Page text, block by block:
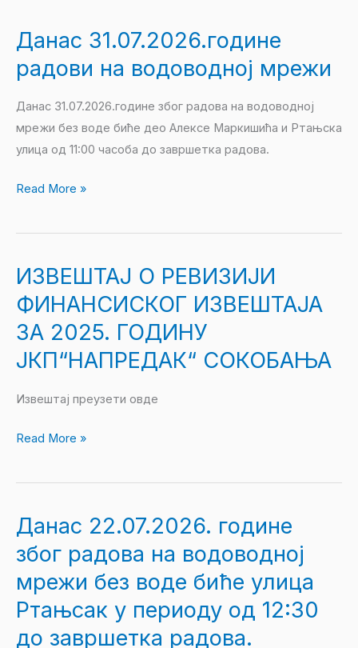
Данас 31.07.2026.године
радови на водоводној мрежи
Данас 31.07.2026.године због радова на водоводној
мрежи без воде биће део Алексе Маркишића и Ртањска
улица од 11:00 часоба до завршетка радова.
Данас
радови
на
водоводној
мрежи
Read More »
ИЗВЕШТАЈ О РЕВИЗИЈИ
ФИНАНСИСКОГ ИЗВЕШТАЈА
ЗА 2025. ГОДИНУ
ЈКП“НАПРЕДАК“ СОКОБАЊА
Извештај преузети овде
ИЗВЕШТАЈ
РЕВИЗИЈИ
ФИНАНСИСКОГ
ИЗВЕШТАЈА
2025.
ЈКП“НАПРЕДАК“
Read More »
Данас 22.07.2026. године
због радова на водоводној
мрежи без воде биће улица
Ртањсак у периоду од 12:30
до завршетка радова.
Данас
22.07.2026.
године
због
радова